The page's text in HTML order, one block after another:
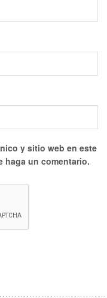
y sitio web en este
haga un comentario.